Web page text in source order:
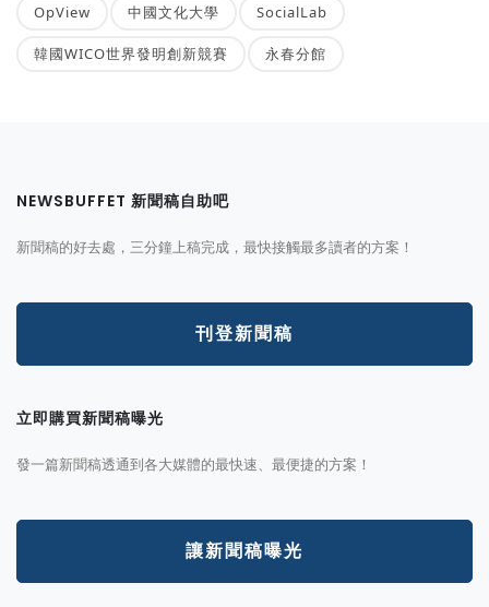
OpView 中國文化大學 SocialLab
韓國WICO世界發明創新競賽 永春分館
NEWSBUFFET 新聞稿自助吧
新聞稿的好去處，三分鐘上稿完成，最快接觸最多讀者的方案！
刊登新聞稿
立即購買新聞稿曝光
發一篇新聞稿透通到各大媒體的最快速、最便捷的方案！
讓新聞稿曝光